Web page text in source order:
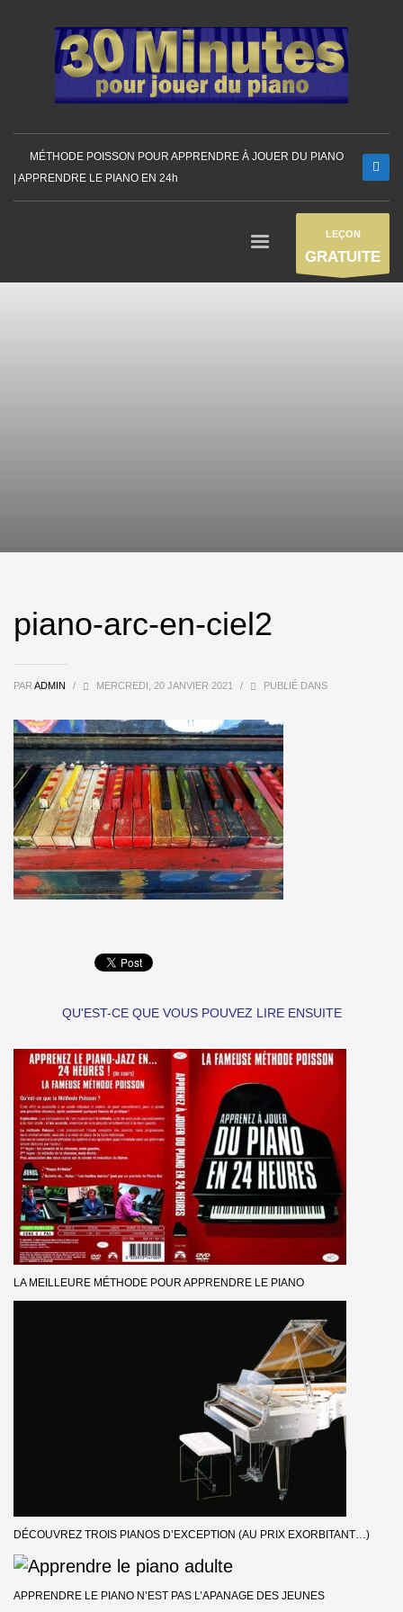
MÉTHODE POISSON POUR APPRENDRE À JOUER DU PIANO
| APPRENDRE LE PIANO EN 24h
LEÇON
GRATUITE
piano-arc-en-ciel2
PAR ADMIN / MERCREDI, 20 JANVIER 2021 / PUBLIÉ DANS
QU'EST-CE QUE VOUS POUVEZ LIRE ENSUITE
LA MEILLEURE MÉTHODE POUR APPRENDRE LE PIANO
DÉCOUVREZ TROIS PIANOS D’EXCEPTION (AU PRIX EXORBITANT…)
APPRENDRE LE PIANO N’EST PAS L’APANAGE DES JEUNES